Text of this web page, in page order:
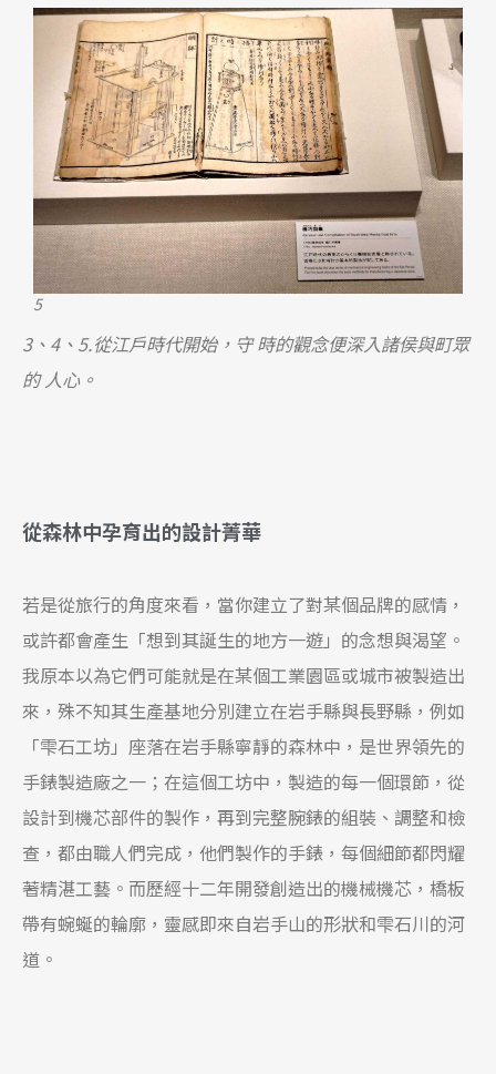
5
3、4、5.從江戶時代開始，守 時的觀念便深入諸侯與町眾
的 人心。
從森林中孕育出的設計菁華
若是從旅行的角度來看，當你建立了對某個品牌的感情，
或許都會產生「想到其誕生的地方一遊」的念想與渴望。
我原本以為它們可能就是在某個工業園區或城市被製造出
來，殊不知其生產基地分別建立在岩手縣與長野縣，例如
「雫石工坊」座落在岩手縣寧靜的森林中，是世界領先的
手錶製造廠之一；在這個工坊中，製造的每一個環節，從
設計到機芯部件的製作，再到完整腕錶的組裝、調整和檢
查，都由職人們完成，他們製作的手錶，每個細節都閃耀
著精湛工藝。而歷經十二年開發創造出的機械機芯，橋板
帶有蜿蜒的輪廓，靈感即來自岩手山的形狀和雫石川的河
道。